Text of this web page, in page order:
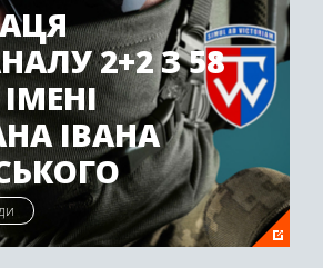
2+2 З 58
ІВАНА